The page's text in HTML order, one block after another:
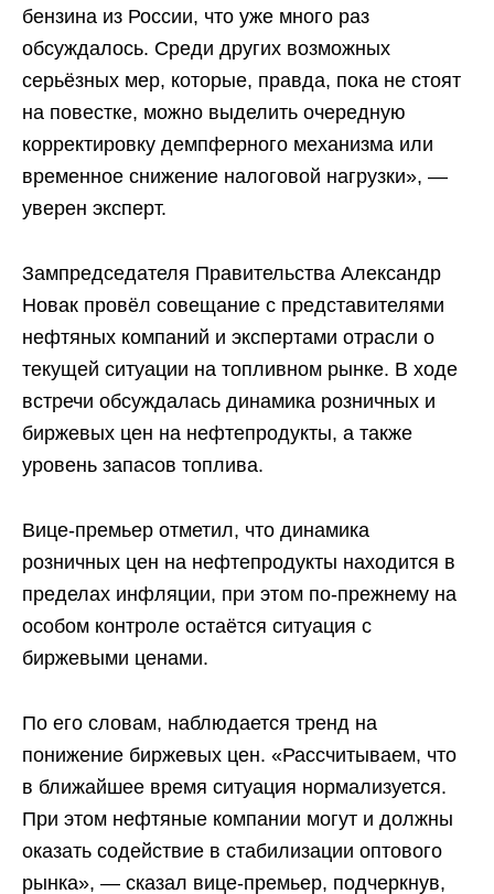
бензина из России, что уже много раз
обсуждалось. Среди других возможных
серьёзных мер, которые, правда, пока не стоят
на повестке, можно выделить очередную
корректировку демпферного механизма или
временное снижение налоговой нагрузки», —
уверен эксперт.
Зампредседателя Правительства Александр
Новак провёл совещание с представителями
нефтяных компаний и экспертами отрасли о
текущей ситуации на топливном рынке. В ходе
встречи обсуждалась динамика розничных и
биржевых цен на нефтепродукты, а также
уровень запасов топлива.
Вице-премьер отметил, что динамика
розничных цен на нефтепродукты находится в
пределах инфляции, при этом по-прежнему на
особом контроле остаётся ситуация с
биржевыми ценами.
По его словам, наблюдается тренд на
понижение биржевых цен. «Рассчитываем, что
в ближайшее время ситуация нормализуется.
При этом нефтяные компании могут и должны
оказать содействие в стабилизации оптового
рынка», — сказал вице-премьер, подчеркнув,